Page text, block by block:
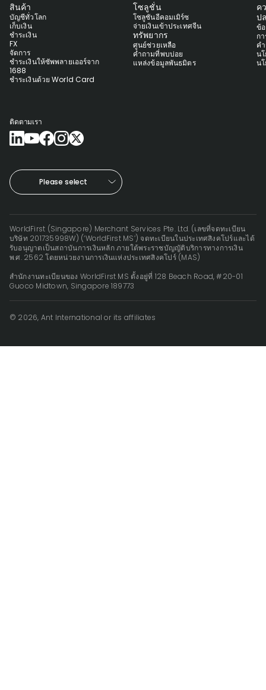
สินค้า
บัญชีทั่วโลก
เก็บเงิน
ชำระเงิน
FX
จัดการ
ชำระเงินให้ซัพพลายเออร์จาก
1688
ชำระเงินด้วย World Card
โซลูชั่น
โซลูชันอีคอมเมิร์ซ
จ่ายเงินเข้าประเทศจีน
ทรัพยากร
ศูนย์ช่วยเหลือ
คำถามที่พบบ่อย
แหล่งข้อมูลพันธมิตร
ค
ป
ข้
ก
ค
น
น
ติดตามเรา
Please select
WorldFirst (Singapore) Merchant Services Pte. Ltd. (เลขที่จดทะเบียน
บริษัท 201735998W) (‘WorldFirst MS’) จดทะเบียนในประเทศสิงคโปร์และได้
รับอนุญาตเป็นสถาบันการเงินหลัก ภายใต้พระราชบัญญัติบริการทางการเงิน
พ.ศ. 2562 โดยหน่วยงานการเงินแห่งประเทศสิงคโปร์ (MAS)
สำนักงานทะเบียนของ WorldFirst MS ตั้งอยู่ที่ 128 Beach Road, #20-01
Guoco Midtown, Singapore 189773
© 2026, Ant International or its affiliates